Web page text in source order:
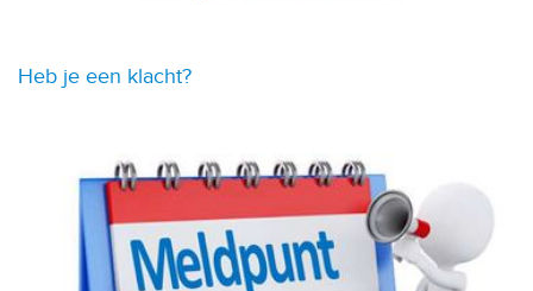
Heb je een klacht?